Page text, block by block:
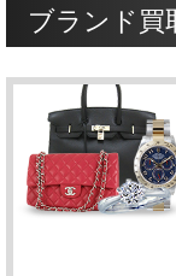
ブランド買